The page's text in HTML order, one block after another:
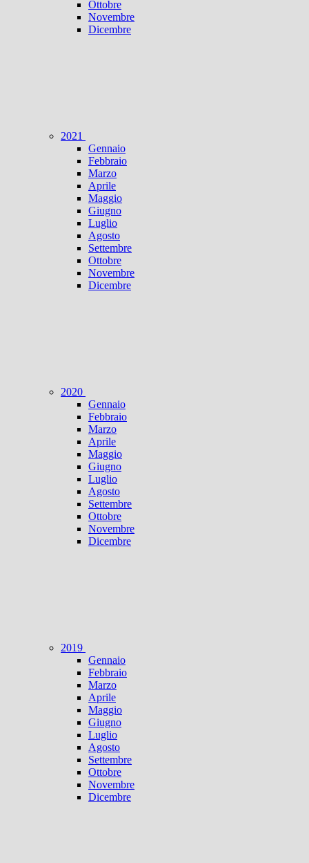
Ottobre
Novembre
Dicembre
2021
Gennaio
Febbraio
Marzo
Aprile
Maggio
Giugno
Luglio
Agosto
Settembre
Ottobre
Novembre
Dicembre
2020
Gennaio
Febbraio
Marzo
Aprile
Maggio
Giugno
Luglio
Agosto
Settembre
Ottobre
Novembre
Dicembre
2019
Gennaio
Febbraio
Marzo
Aprile
Maggio
Giugno
Luglio
Agosto
Settembre
Ottobre
Novembre
Dicembre